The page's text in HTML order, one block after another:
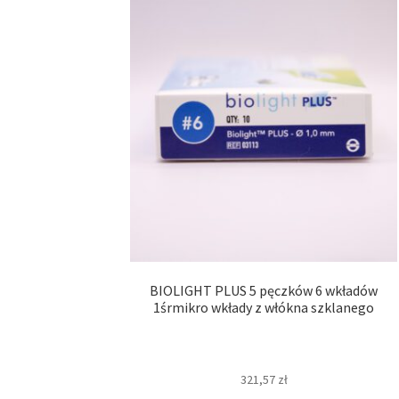
BIOLIGHT PLUS 5 pęczków 6 wkładów
1śrmikro wkłady z włókna szklanego
321,57 zł